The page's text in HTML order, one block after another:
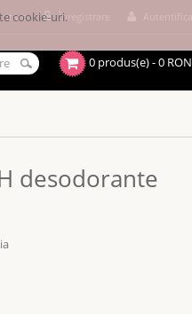
Înregistrare
0 produs(e) - 0 RON
desodorante
cookie-uri.